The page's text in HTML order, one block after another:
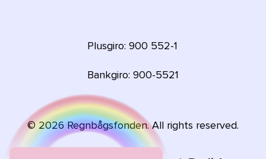
Plusgiro: 900 552-1
Bankgiro: 900-5521
©2026Regnbågsfonden. All rights reserved.